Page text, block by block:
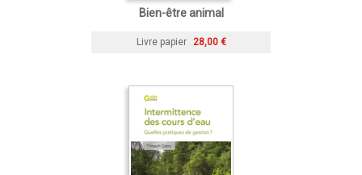
Bien-être animal
Livre papier 28,00 €